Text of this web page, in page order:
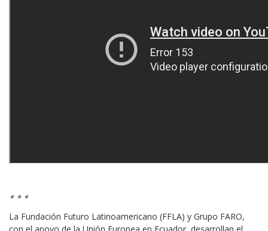
* * *
La Fundación Futuro Latinoamericano (FFLA) y Grupo FARO,